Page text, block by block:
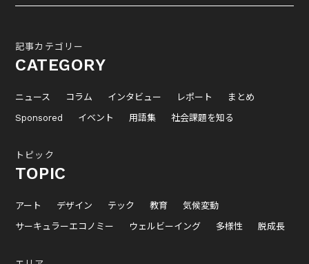
記事カテゴリー
CATEGORY
ニュース コラム インタビュー レポート
まとめ
Sponsored
イベント 用語集 社会課題を知る
トピック
TOPIC
アート デザイン テック 教育
気候変動
サーキュラーエコノミー
ウェルビーイング 多様性 脱成長